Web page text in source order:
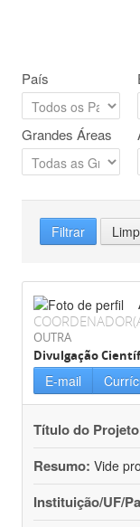
País
Grandes Áreas
Filtrar
OUTRA
Divulgação
E-mail
Título do
Resumo: Vide
Instituição/UF/